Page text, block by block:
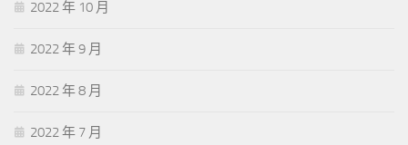
2022 年 10 月
2022 年 9 月
2022 年 8 月
2022 年 7 月